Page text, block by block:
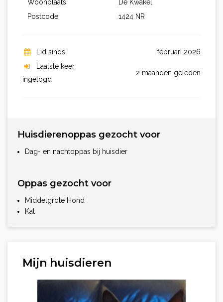
Woonplaats
De Kwakel
Postcode
1424 NR
Lid sinds
februari 2026
Laatste keer
ingelogd
2 maanden geleden
Huisdierenoppas gezocht voor
Dag- en nachtoppas bij huisdier
Oppas gezocht voor
Middelgrote Hond
Kat
Mijn huisdieren